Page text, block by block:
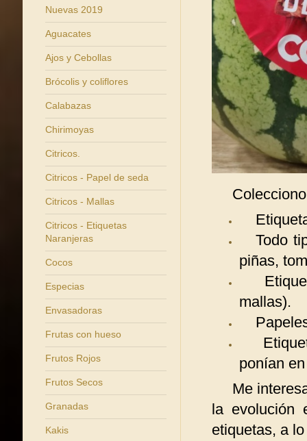
Nuevas 2019
Aguacates
Ajos y Cebollas
Brócolis y coliflores
Calabazas
Chirimoyas
Citricos.
Citricos - Papel de seda
Citricos - Mallas
Citricos - Etiquetas
Naranjeras
Cocos
Especias
Envasadoras
Frutas con hueso
Frutos Rojos
Frutos Secos
Granadas
Kakis
Todo
piñas,
mallas).
Papeles
ponían
Me interesa
la evolución
etiquetas, a